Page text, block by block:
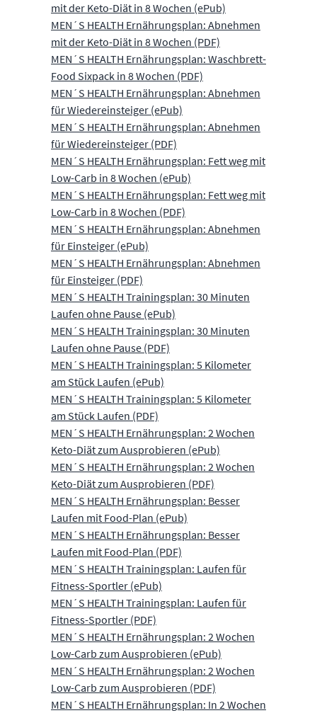
mit der Keto-Diät in 8 Wochen (ePub)
MEN´S HEALTH Ernährungsplan: Abnehmen
mit der Keto-Diät in 8 Wochen (PDF)
MEN´S HEALTH Ernährungsplan: Waschbrett-
Food Sixpack in 8 Wochen (PDF)
MEN´S HEALTH Ernährungsplan: Abnehmen
für Wiedereinsteiger (ePub)
MEN´S HEALTH Ernährungsplan: Abnehmen
für Wiedereinsteiger (PDF)
MEN´S HEALTH Ernährungsplan: Fett weg mit
Low-Carb in 8 Wochen (ePub)
MEN´S HEALTH Ernährungsplan: Fett weg mit
Low-Carb in 8 Wochen (PDF)
MEN´S HEALTH Ernährungsplan: Abnehmen
für Einsteiger (ePub)
MEN´S HEALTH Ernährungsplan: Abnehmen
für Einsteiger (PDF)
MEN´S HEALTH Trainingsplan: 30 Minuten
Laufen ohne Pause (ePub)
MEN´S HEALTH Trainingsplan: 30 Minuten
Laufen ohne Pause (PDF)
MEN´S HEALTH Trainingsplan: 5 Kilometer
am Stück Laufen (ePub)
MEN´S HEALTH Trainingsplan: 5 Kilometer
am Stück Laufen (PDF)
MEN´S HEALTH Ernährungsplan: 2 Wochen
Keto-Diät zum Ausprobieren (ePub)
MEN´S HEALTH Ernährungsplan: 2 Wochen
Keto-Diät zum Ausprobieren (PDF)
MEN´S HEALTH Ernährungsplan: Besser
Laufen mit Food-Plan (ePub)
MEN´S HEALTH Ernährungsplan: Besser
Laufen mit Food-Plan (PDF)
MEN´S HEALTH Trainingsplan: Laufen für
Fitness-Sportler (ePub)
MEN´S HEALTH Trainingsplan: Laufen für
Fitness-Sportler (PDF)
MEN´S HEALTH Ernährungsplan: 2 Wochen
Low-Carb zum Ausprobieren (ePub)
MEN´S HEALTH Ernährungsplan: 2 Wochen
Low-Carb zum Ausprobieren (PDF)
MEN´S HEALTH Ernährungsplan: In 2 Wochen